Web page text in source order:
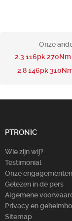
Onze
2.3 116pk 270Nm
2.8 146pk
PTRONIC
Wie zijn wij?
Testimonial
Onze engagementen
Gelezen in de pers
Algemene
Privacy en
Sitemap